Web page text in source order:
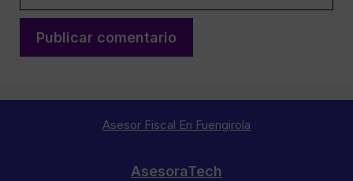
Asesor Fiscal En Fuengirola
AsesoraTech